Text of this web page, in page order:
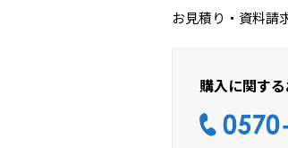
お見積り・資料請
購入に関す